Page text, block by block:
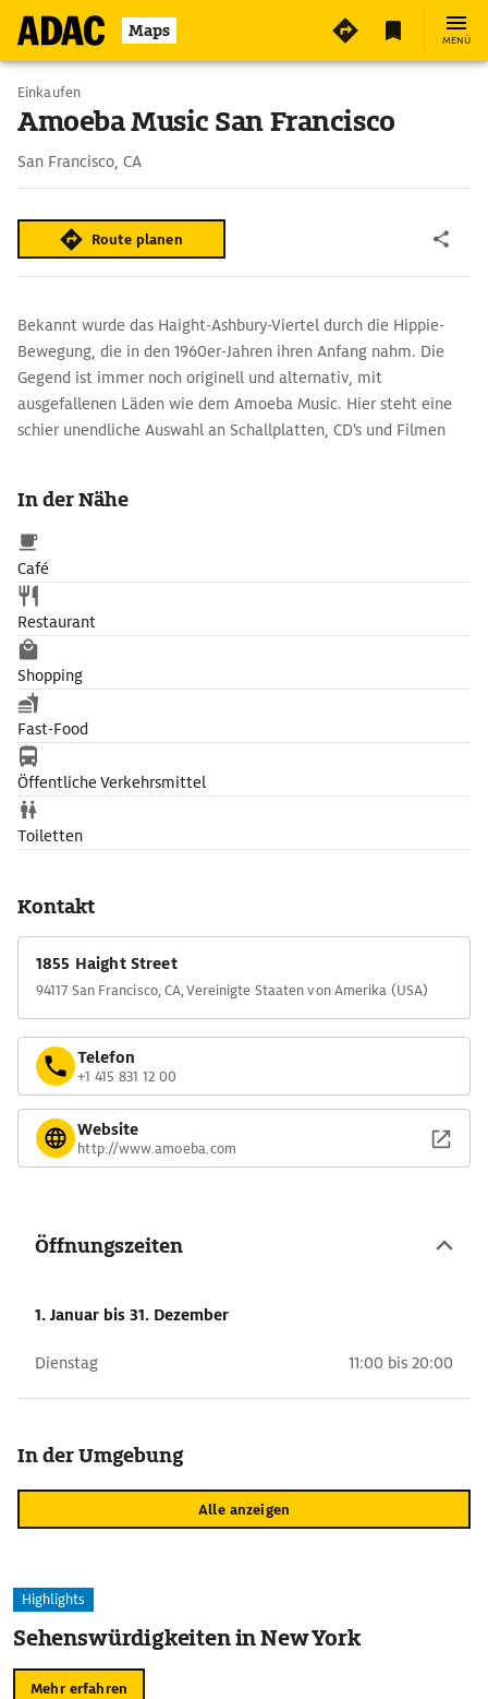
Maps MENÜ
Einkaufen
Amoeba Music San Francisco
San Francisco, CA
Route planen
Bekannt wurde das Haight-Ashbury-Viertel durch die Hippie-
Bewegung, die in den 1960er-Jahren ihren Anfang nahm. Die
Gegend ist immer noch originell und alternativ, mit
ausgefallenen Läden wie dem Amoeba Music. Hier steht eine
schier unendliche Auswahl an Schallplatten, CD's und Filmen
In der Nähe
Café
Restaurant
Shopping
Fast-Food
Öffentliche Verkehrsmittel
Toiletten
Kontakt
1855 Haight Street
94117 San Francisco, CA, Vereinigte Staaten von Amerika (USA)
Telefon
+1 415 831 12 00
Website
http://www.amoeba.com
Öffnungszeiten
1. Januar bis 31. Dezember
Dienstag 11:00 bis 20:00
In der Umgebung
Alle anzeigen
Highlights
Sehenswürdigkeiten in New York
Mehr erfahren